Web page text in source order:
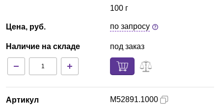
Контакты
Цена, руб.
Наличие на складе
100 г
по запросу
под заказ
Артикул M52891.1000